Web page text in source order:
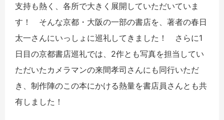
支持も熱く、各所で大きく展開していただいていま
す！ そんな京都・大阪の一部の書店を、著者の春日
太一さんにいっしょに巡礼してきました！ さらに1
日目の京都書店巡礼では、2作とも写真を担当してい
ただいたカメラマンの来間孝司さんにも同行いただ
き、制作陣のこの本にかける熱量を書店員さんとも共
有しました！